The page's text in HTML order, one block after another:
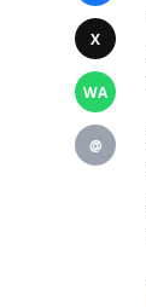
X
WA
@